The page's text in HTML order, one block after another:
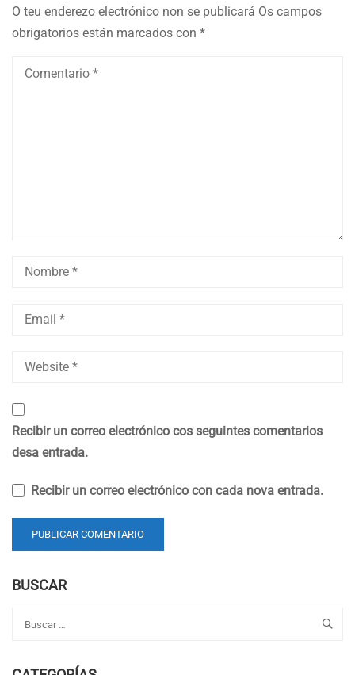
O teu enderezo electrónico non se publicará Os campos
obrigatorios están marcados con *
Recibir un correo electrónico cos seguintes comentarios
desa entrada.
Recibir un correo electrónico con cada nova entrada.
BUSCAR